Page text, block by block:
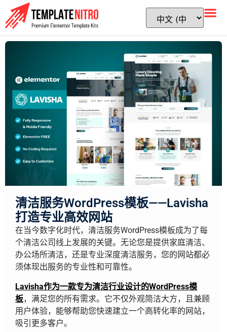
清洁服务WordPress模板——Lavisha
打造专业高效网站
在当今数字化时代，清洁服务WordPress模板成为了每
个清洁公司线上发展的关键。无论您是提供家庭清洁、
办公场所清洁，还是专业深度清洁服务，您的网站都必
须体现出服务的专业性和可靠性。
Lavisha作为一款专为清洁行业设计的WordPress模
板，满足您的所有需求。它不仅外观简洁大方，且兼顾
用户体验，能够帮助您快速建立一个高转化率的网站，
吸引更多客户。